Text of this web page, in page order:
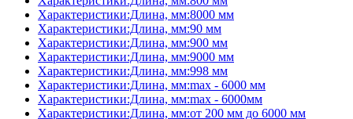
Характеристики:Длина, мм:8000 мм
Характеристики:Длина, мм:90 мм
Характеристики:Длина, мм:900 мм
Характеристики:Длина, мм:9000 мм
Характеристики:Длина, мм:998 мм
Характеристики:Длина, мм:max - 6000 мм
Характеристики:Длина, мм:max - 6000мм
Характеристики:Длина, мм:от 200 мм до 6000 мм